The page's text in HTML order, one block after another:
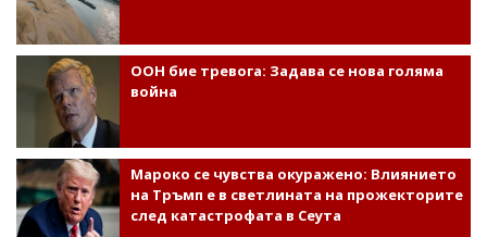
ООН бие тревога: Задава се нова голяма
война
Мароко се чувства окуражено: Влиянието
на Тръмп е в светлината на прожекторите
след катастрофата в Сеута